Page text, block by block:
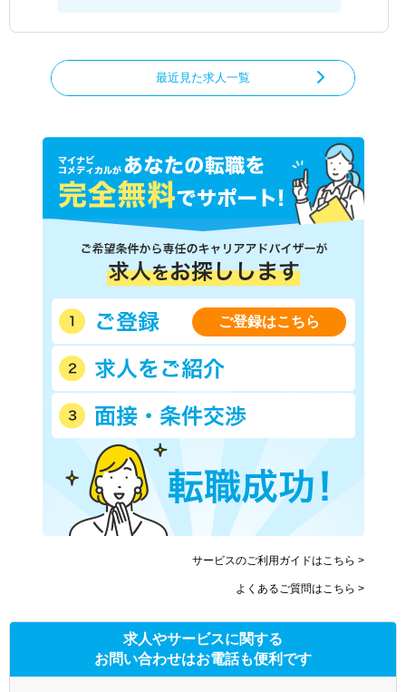
最近見た求人一覧
ご登録はこちら
サービスのご利用ガイドはこちら >
よくあるご質問はこちら >
求人やサービスに関する
お問い合わせはお電話も便利です